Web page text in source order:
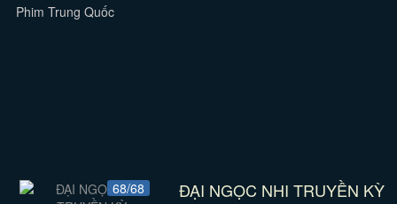
Phim Trung Quốc
68/68 ĐẠI NGỌC NHI TRUYỀN KỲ